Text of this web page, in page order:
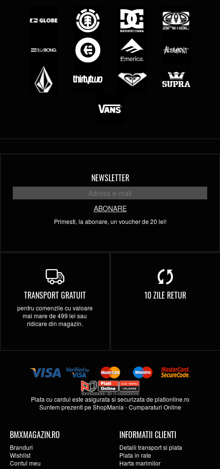
NEWSLETTER
ABONARE
Primesti, la abonare, un voucher de 20 lei!
TRANSPORT GRATUIT
pentru comenzile cu valoare
mai mare de 499 lei sau
ridicare din magazin.
10 ZILE RETUR
Plata cu cardul este asigurata si securizata deplationline.ro
Suntem prezenti peShopMania -Cumparaturi Online
BMXMAGAZIN.RO
Branduri
Wishlist
Contul meu
INFORMATII CLIENTI
Detalii transport si plata
Plata in rate
Harta marimilor